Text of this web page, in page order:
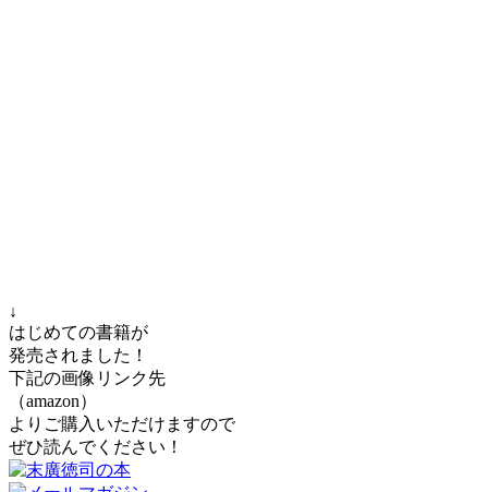
↓
はじめての書籍が
発売されました！
下記の画像リンク先
（amazon）
よりご購入いただけますので
ぜひ読んでください！